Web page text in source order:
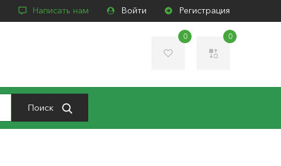
Написать нам Войти Регистрация
0 0
Поиск